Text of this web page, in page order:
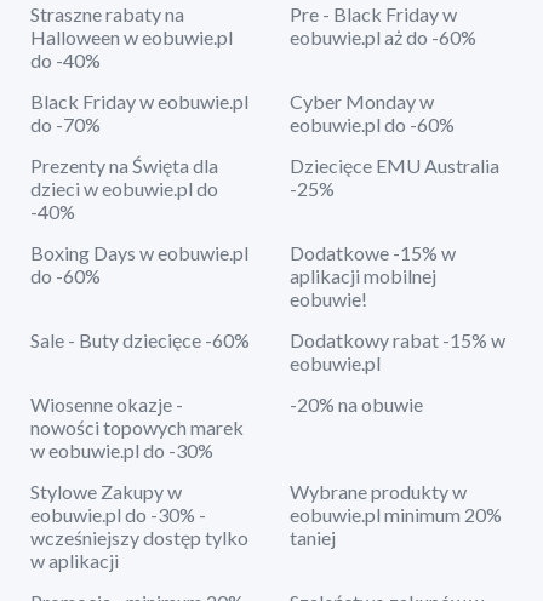
Straszne rabaty na
Halloween w eobuwie.pl
do -40%
Pre - Black Friday w
eobuwie.pl aż do -60%
Black Friday w eobuwie.pl
do -70%
Cyber Monday w
eobuwie.pl do -60%
Prezenty na Święta dla
dzieci w eobuwie.pl do
-40%
Dziecięce EMU Australia
-25%
Boxing Days w eobuwie.pl
do -60%
Dodatkowe -15% w
aplikacji mobilnej
eobuwie!
Sale - Buty dziecięce -60%
Dodatkowy rabat -15% w
eobuwie.pl
Wiosenne okazje -
nowości topowych marek
w eobuwie.pl do -30%
-20% na obuwie
Stylowe Zakupy w
eobuwie.pl do -30% -
wcześniejszy dostęp tylko
w aplikacji
Wybrane produkty w
eobuwie.pl minimum 20%
taniej